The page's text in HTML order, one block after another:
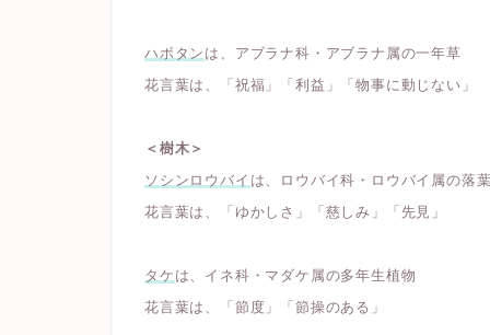
ハボタン は、アブラナ科・アブラナ属の一年草
花言葉は、「祝福」「利益」「物事に動じない」
＜樹木＞
ソシンロウバイ は、ロウバイ科・ロウバイ属の落
花言葉は、「ゆかしさ」「慈しみ」「先見」
タケ は、イネ科・マダケ属の多年生植物
花言葉は、「節度」「節操のある」